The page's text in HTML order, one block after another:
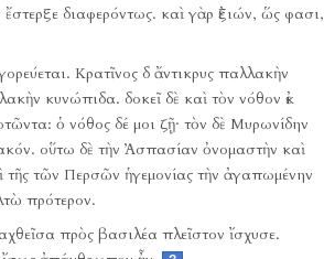
διαφερόντως. καὶ γὰρ ἐξιών, ὥς φασι,
Κρατῖνος δ ἄντικρυς παλλακὴν
κυνώπιδα. δοκεῖ δὲ καὶ τὸν νόθον ἐκ
ὁ νόθος δέ μοι ζῇ· τὸν δὲ Μυρωνίδην
οὕτω δὲ τὴν Ἀσπασίαν ὀνομαστὴν καὶ
τῆς τῶν Περσῶν ἡγεμονίας τὴν ἀγαπωμένην
πρότερον.
πρὸς βασιλέα πλεῖστον ἴσχυσε.